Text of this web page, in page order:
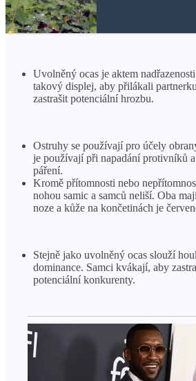
Uvolněný ocas je aktem
takový displej, aby přilákali
zastrašit potenciální hrozbu.
Ostruhy se používají pro účely
je používají při napadání protivníků
páření.
Kromě přítomnosti nebo
nohou samic a samců neliší. Oba
noze a kůže na končetinách je
Stejně jako uvolněný ocas slouží
dominance. Samci kvákají, aby
potenciální konkurenty.